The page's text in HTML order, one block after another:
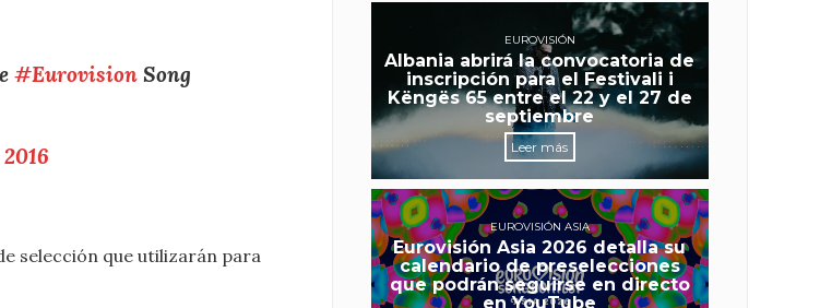
#Eurovision Song
selección que utilizarán para
EUROVISIÓN
Albania abrirá la convocatoria de
inscripción para el Festivali i
Këngës 65 entre el 22 y el 27 de
septiembre
Leer más
EUROVISIÓN ASIA
Eurovisión Asia 2026 detalla su
calendario de preselecciones
que podrán seguirse en directo
en YouTube